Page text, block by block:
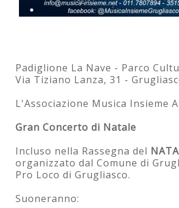
Padiglione La Nave - Parco
Via Tiziano Lanza, 31 -
L'Associazione Musica Insieme
Gran Concerto di Natale
Incluso nella Rassegna del
organizzato dal Comune di
Pro Loco di Grugliasco.
Suoneranno: